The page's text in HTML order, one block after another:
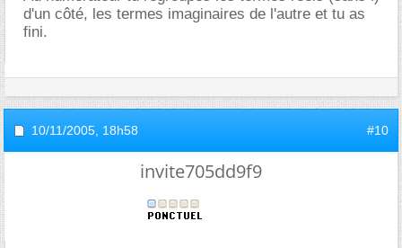
d'un côté, les termes imaginaires de l'autre et tu as
fini.
10/11/2005, 18h58 #10
invite705dd9f9